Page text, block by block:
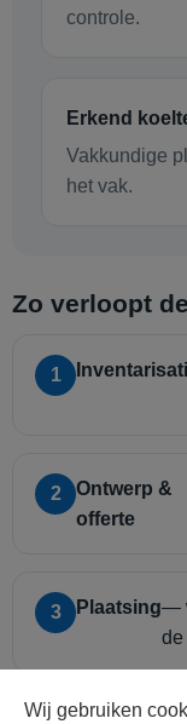
controle.
Erkend
Vakkundige
het vak.
Zo verloopt
1
2
Ontwerp &
offerte
3 Plaatsing—
de
Wij gebruiken